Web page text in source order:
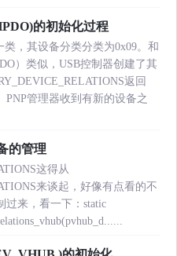
的初始化过程
类，其设备分类分类为0x09。和
）类似，USB控制器创建了其
返回
PNP管理器收到有新的设备之
的管理
这得从
来谈起，好像有点看的不
过来，看一下：static